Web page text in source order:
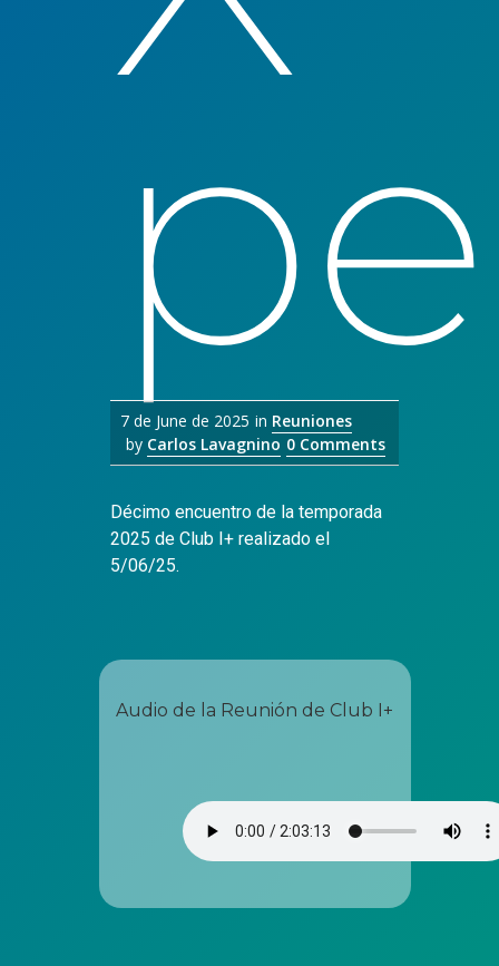
7 de June de 2025 in Reuniones
by Carlos Lavagnino 0 Comments
Décimo encuentro de la temporada
2025 de Club I+ realizado el
5/06/25.
Audio de la Reunión de Club I+